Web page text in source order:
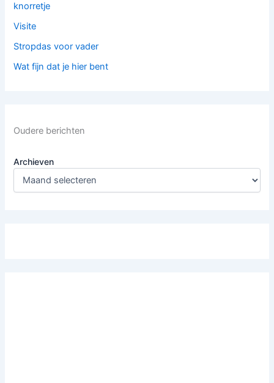
knorretje
Visite
Stropdas voor vader
Wat fijn dat je hier bent
Oudere berichten
Archieven